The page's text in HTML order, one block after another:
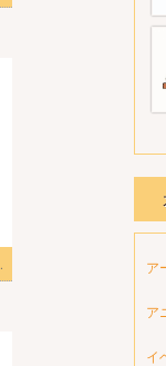
png ア
ア
イ